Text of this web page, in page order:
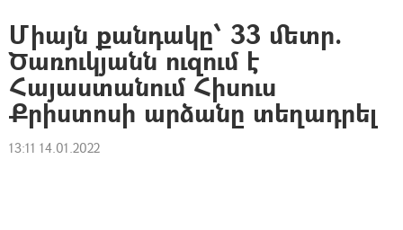
Միայն քանդակը՝ 33 մետր.
Ծառուկյանն ուզում է
Հայաստանում Հիսուս
Քրիստոսի արձանը տեղադրել
13:11 14.01.2022